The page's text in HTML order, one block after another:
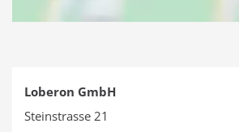
Loberon GmbH
Steinstrasse 21